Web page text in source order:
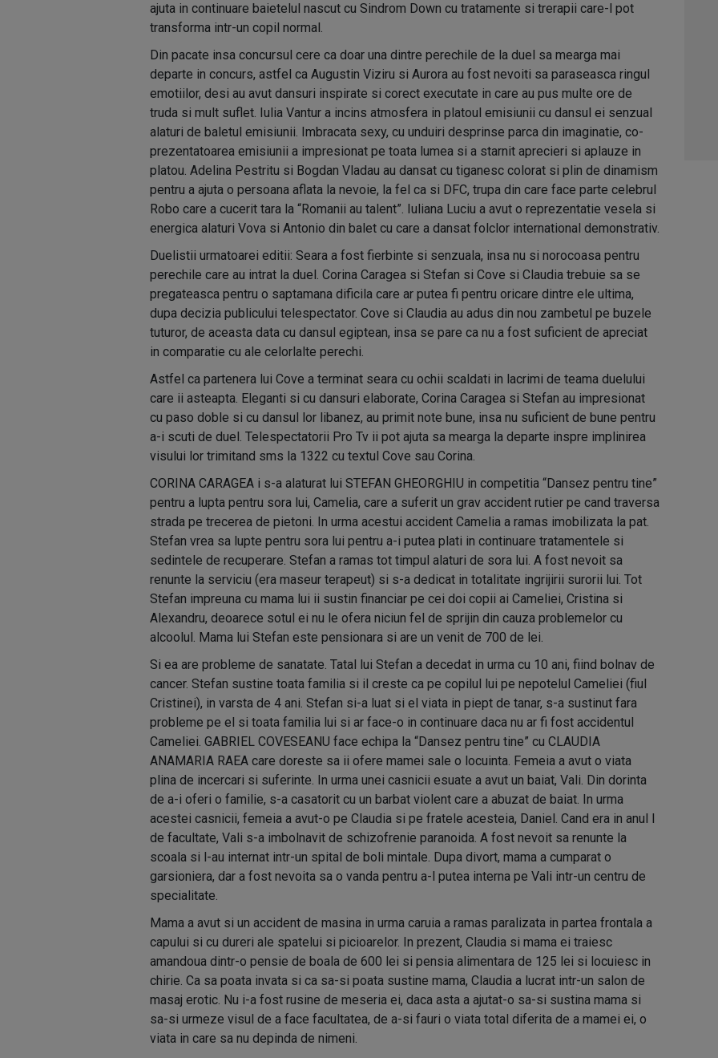
ajuta in continuare baietelul nascut cu Sindrom Down cu tratamente si trerapii care-l pot
transforma intr-un copil normal.
Din pacate insa concursul cere ca doar una dintre perechile de la duel sa mearga mai
departe in concurs, astfel ca Augustin Viziru si Aurora au fost nevoiti sa paraseasca ringul
emotiilor, desi au avut dansuri inspirate si corect executate in care au pus multe ore de
truda si mult suflet. Iulia Vantur a incins atmosfera in platoul emisiunii cu dansul ei senzual
alaturi de baletul emisiunii. Imbracata sexy, cu unduiri desprinse parca din imaginatie, co-
prezentatoarea emisiunii a impresionat pe toata lumea si a starnit aprecieri si aplauze in
platou. Adelina Pestritu si Bogdan Vladau au dansat cu tiganesc colorat si plin de dinamism
pentru a ajuta o persoana aflata la nevoie, la fel ca si DFC, trupa din care face parte celebrul
Robo care a cucerit tara la “Romanii au talent”. Iuliana Luciu a avut o reprezentatie vesela si
energica alaturi Vova si Antonio din balet cu care a dansat folclor international demonstrativ.
Duelistii urmatoarei editii: Seara a fost fierbinte si senzuala, insa nu si norocoasa pentru
perechile care au intrat la duel. Corina Caragea si Stefan si Cove si Claudia trebuie sa se
pregateasca pentru o saptamana dificila care ar putea fi pentru oricare dintre ele ultima,
dupa decizia publicului telespectator. Cove si Claudia au adus din nou zambetul pe buzele
tuturor, de aceasta data cu dansul egiptean, insa se pare ca nu a fost suficient de apreciat
in comparatie cu ale celorlalte perechi.
Astfel ca partenera lui Cove a terminat seara cu ochii scaldati in lacrimi de teama duelului
care ii asteapta. Eleganti si cu dansuri elaborate, Corina Caragea si Stefan au impresionat
cu paso doble si cu dansul lor libanez, au primit note bune, insa nu suficient de bune pentru
a-i scuti de duel. Telespectatorii Pro Tv ii pot ajuta sa mearga la departe inspre implinirea
visului lor trimitand sms la 1322 cu textul Cove sau Corina.
CORINA CARAGEA i s-a alaturat lui STEFAN GHEORGHIU in competitia “Dansez pentru tine”
pentru a lupta pentru sora lui, Camelia, care a suferit un grav accident rutier pe cand traversa
strada pe trecerea de pietoni. In urma acestui accident Camelia a ramas imobilizata la pat.
Stefan vrea sa lupte pentru sora lui pentru a-i putea plati in continuare tratamentele si
sedintele de recuperare. Stefan a ramas tot timpul alaturi de sora lui. A fost nevoit sa
renunte la serviciu (era maseur terapeut) si s-a dedicat in totalitate ingrijirii surorii lui. Tot
Stefan impreuna cu mama lui ii sustin financiar pe cei doi copii ai Cameliei, Cristina si
Alexandru, deoarece sotul ei nu le ofera niciun fel de sprijin din cauza problemelor cu
alcoolul. Mama lui Stefan este pensionara si are un venit de 700 de lei.
Si ea are probleme de sanatate. Tatal lui Stefan a decedat in urma cu 10 ani, fiind bolnav de
cancer. Stefan sustine toata familia si il creste ca pe copilul lui pe nepotelul Cameliei (fiul
Cristinei), in varsta de 4 ani. Stefan si-a luat si el viata in piept de tanar, s-a sustinut fara
probleme pe el si toata familia lui si ar face-o in continuare daca nu ar fi fost accidentul
Cameliei. GABRIEL COVESEANU face echipa la “Dansez pentru tine” cu CLAUDIA
ANAMARIA RAEA care doreste sa ii ofere mamei sale o locuinta. Femeia a avut o viata
plina de incercari si suferinte. In urma unei casnicii esuate a avut un baiat, Vali. Din dorinta
de a-i oferi o familie, s-a casatorit cu un barbat violent care a abuzat de baiat. In urma
acestei casnicii, femeia a avut-o pe Claudia si pe fratele acesteia, Daniel. Cand era in anul I
de facultate, Vali s-a imbolnavit de schizofrenie paranoida. A fost nevoit sa renunte la
scoala si l-au internat intr-un spital de boli mintale. Dupa divort, mama a cumparat o
garsioniera, dar a fost nevoita sa o vanda pentru a-l putea interna pe Vali intr-un centru de
specialitate.
Mama a avut si un accident de masina in urma caruia a ramas paralizata in partea frontala a
capului si cu dureri ale spatelui si picioarelor. In prezent, Claudia si mama ei traiesc
amandoua dintr-o pensie de boala de 600 lei si pensia alimentara de 125 lei si locuiesc in
chirie. Ca sa poata invata si ca sa-si poata sustine mama, Claudia a lucrat intr-un salon de
masaj erotic. Nu i-a fost rusine de meseria ei, daca asta a ajutat-o sa-si sustina mama si
sa-si urmeze visul de a face facultatea, de a-si fauri o viata total diferita de a mamei ei, o
viata in care sa nu depinda de nimeni.